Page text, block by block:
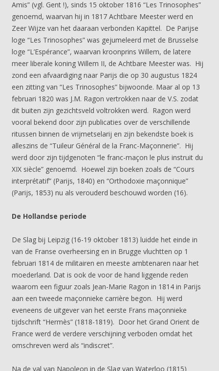
Amis” (vgl. Gent !), sinds 15 oktober 1816 “Les Trinosophes”
genoemd, waarvan hij in 1817 Achtbare Meester werd en
Zeer Wijze van het daaraan verbonden Kapittel. De Parijse
loge “Les Trinosophes” was gejumeleerd met de Brusselse
loge “L’Espérance”, waarvan kroonprins Willem, de latere
meer liberale koning Willem II, de Achtbare Meester was. Hij
zond een afvaardiging naar Parijs die op 30 augustus 1824
een zitting van “Les Trinosophes” bijwoonde. Maar al op 13
februari 1820 was J.M. Ragon vertrokken naar de V.S. zodat
dit buiten zijn gezichtsveld voltrokken werd. Ragon werd
vooral bekend door zijn publicaties over de verschillende
ritussen binnen de vrijmetselarij en zijn bekendste boek is
alleszins de “Tuileur Général de la Franc-Maçonnerie”. Hij
werd door zijn tijdgenoten “le franc-maçon le plus instruit du
XIX siècle” genoemd. Hoewel zijn boeken zoals de “Cours
interprétatif” (Parijs, 1840) en “Orthodoxie maçonnique”
(Parijs, 1853) nu als verouderd beschouwd worden (16).
De Hollandse periode
De Slag bij Leipzig (16-19 oktober 1813) luidde het einde in
van de Franse overheersing en in Brugge vluchtten op 1
februari 1814 de militairen en meeste ambtenaren naar het
moederland. Dat is ook de voor de hand liggende reden
waarom een figuur zoals Jean-Marie Ragon in 1814 in Parijs
aan een tweede maçonnieke carrière begon. Hij werd
eveneens de uitgever van het eerste Frans maçonnieke
tijdschrift “Hermès” (1818-1819). Door het Grand Orient de
France werd de verdere verschijning verboden omdat het
omschreven werd als “indiscret”.
Na de val van Napoleon in de Slag van Waterloo (1815)